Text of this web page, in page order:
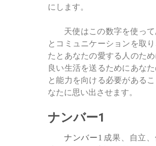
にします。
天使はこの数字を使っ
とコミュニケーションを取
たとあなたの愛する人のため
良い生活を送るためにあな
と能力を向ける必要がある
なたに思い出させます。
ナンバー1
ナンバー1 成果、自立